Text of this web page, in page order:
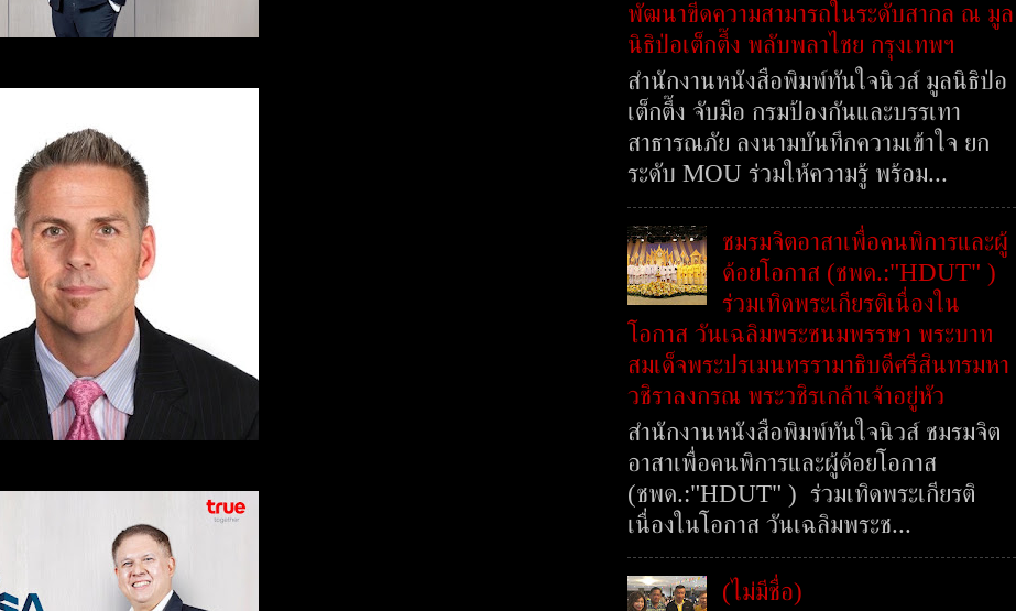
พัฒนาขีดความสามารถในระดับสากล ณ มูล
นิธิป่อเต็กตึ๊ง พลับพลาไชย กรุงเทพฯ
สำนักงานหนังสือพิมพ์ทันใจนิวส์ มูลนิธิป่อ
เต็กตึ๊ง จับมือ กรมป้องกันและบรรเทา
สาธารณภัย ลงนามบันทึกความเข้าใจ ยก
ระดับ MOU ร่วมให้ความรู้ พร้อม...
ชมรมจิตอาสาเพื่อคนพิการและผู้
ด้อยโอกาส (ชพด.:"HDUT" )
ร่วมเทิดพระเกียรติเนื่องใน
โอกาส วันเฉลิมพระชนมพรรษา พระบาท
สมเด็จพระปรเมนทรรามาธิบดีศรีสินทรมหา
วชิราลงกรณ พระวชิรเกล้าเจ้าอยู่หัว
สำนักงานหนังสือพิมพ์ทันใจนิวส์ ชมรมจิต
อาสาเพื่อคนพิการและผู้ด้อยโอกาส
(ชพด.:"HDUT" ) ร่วมเทิดพระเกียรติ
เนื่องในโอกาส วันเฉลิมพระช...
(ไม่มีชื่อ)